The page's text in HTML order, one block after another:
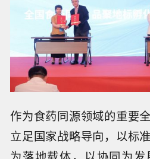
作为食药同源领域的重要
立足国家战略导向，以标